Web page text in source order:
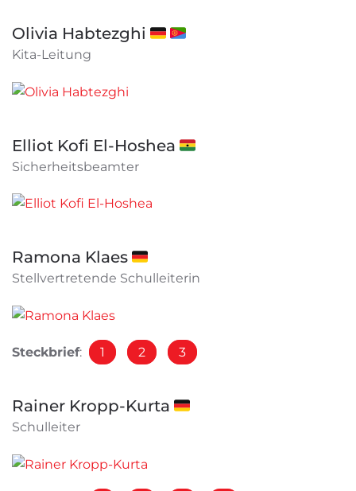
Olivia Habtezghi 🇩🇪 🇪🇷
Kita-Leitung
Elliot Kofi El-Hoshea 🇬🇭
Sicherheitsbeamter
Ramona Klaes 🇩🇪
Stellvertretende Schulleiterin
Steckbrief: 1 2 3
Rainer Kropp-Kurta 🇩🇪
Schulleiter